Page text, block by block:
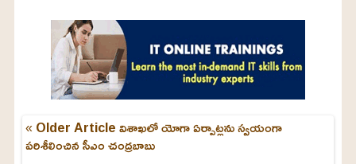
« Older Articleవిశాఖలో యోగా ఏర్పాట్లను స్వయంగా
పరిశీలించిన సీఎం చంద్రబాబు